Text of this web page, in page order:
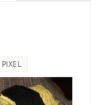
PIXEL